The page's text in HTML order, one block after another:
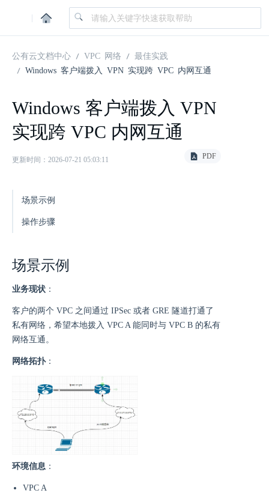
|
公有云文档中心 VPC 网络
最佳实践
Windows 客户端拨入 VPN 实现跨 VPC 内网互通
Windows 客户端拨入 VPN
实现跨 VPC 内网互通
更新时间：2026-07-21 05:03:11 PDF
场景示例
操作步骤
场景示例
业务现状 ：
客户的两个 VPC 之间通过 IPSec 或者 GRE 隧道打通了
私有网络，希望本地拨入 VPC A 能同时与 VPC B 的私有
网络互通。
网络拓扑：
环境信息 ：
VPC A